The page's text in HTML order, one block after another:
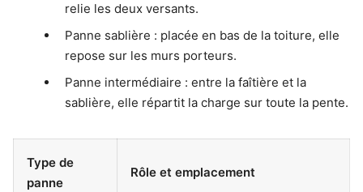
relie les deux versants.
Panne sablière : placée en bas de la toiture, elle
repose sur les murs porteurs.
Panne intermédiaire : entre la faîtière et la
sablière, elle répartit la charge sur toute la pente.
Type de
panne
Rôle et emplacement